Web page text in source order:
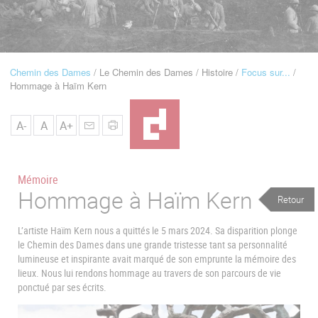
Navigation
Fil
Chemin des Dames Le Chemin des Dames Histoire
Focus sur...
Hommage à Haïm Kern
A- A A+
Mémoire
Retour
Hommage à Haïm Kern
L’artiste Haïm Kern nous a quittés le 5 mars 2024. Sa disparition plonge
le Chemin des Dames dans une grande tristesse tant sa personnalité
lumineuse et inspirante avait marqué de son emprunte la mémoire des
lieux. Nous lui rendons hommage au travers de son parcours de vie
ponctué par ses écrits.